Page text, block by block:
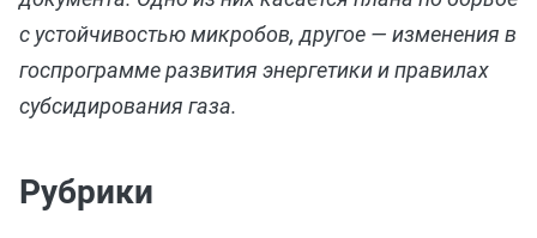
с устойчивостью микробов, другое — изменения в
госпрограмме развития энергетики и правилах
субсидирования газа.
Рубрики